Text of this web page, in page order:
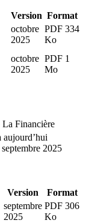
Version Format
octobre
2025
PDF 334
Ko
octobre
2025
PDF 1
Mo
Financière
2025
Version
Format
septembre
2025
PDF 306
Ko